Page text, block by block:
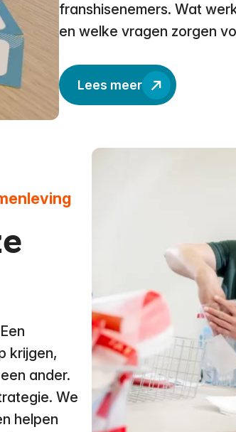
franshisenemers. Wat
en welke vragen zorgen
Lees meer
krijgen,
ander.
We
helpen